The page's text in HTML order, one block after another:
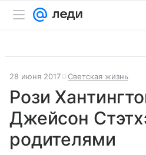
28 июня 2017 Светская жизнь
Рози
Джейсон
родителями